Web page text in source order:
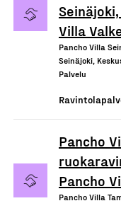
Villa
Pancho Villa
Seinäjoki,
Palvelu
Pancho
Pancho
Pancho Villa